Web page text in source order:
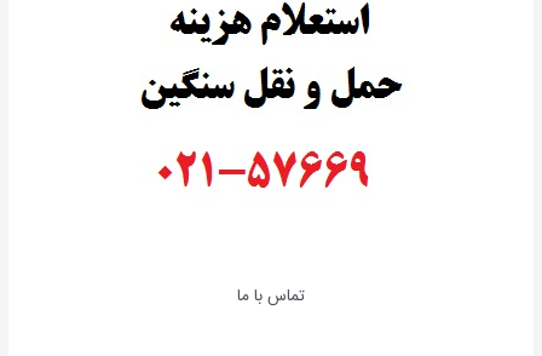
تماس با ما